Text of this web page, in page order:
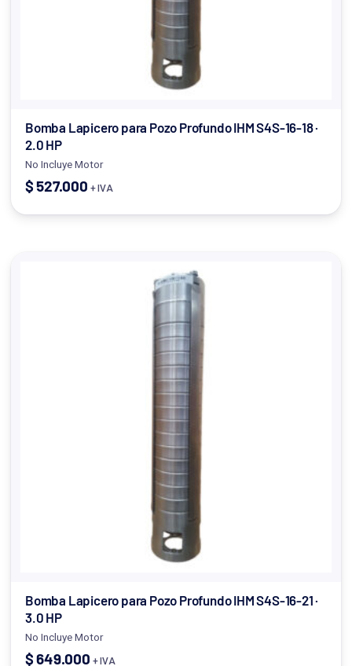
Bomba Lapicero para Pozo Profundo IHM S4S-16-18 ·
2.0 HP
No Incluye Motor
$527.000 + IVA
Bomba Lapicero para Pozo Profundo IHM S4S-16-21 ·
3.0 HP
No Incluye Motor
$649.000 + IVA